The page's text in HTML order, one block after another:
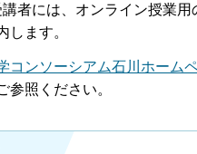
者には、オンライン授業用
します。
コンソーシアム石川ホーム
参照ください。